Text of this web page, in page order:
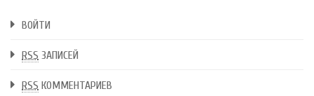
ВОЙТИ
RSS ЗАПИСЕЙ
RSS КОММЕНТАРИЕВ